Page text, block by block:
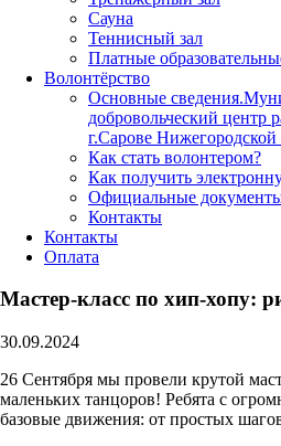
Сауна
Теннисный зал
Платные
Волонтёрство
Основные
добровольческий центр
г.Сарове Нижегородской
Как стать волонтером?
Как получить
Официальные
Контакты
Контакты
Оплата
Мастер-класс по хип-хопу:
30.09.2024
26 Сентября мы провели крутой
маленьких танцоров! Ребята с
базовые движения: от простых